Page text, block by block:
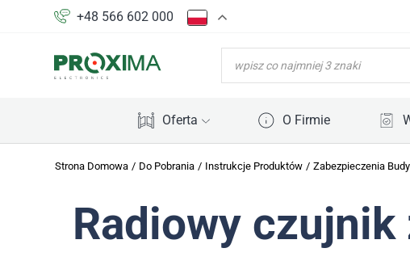
+48 566 602 000
WYSZUKIWARKA
PRODUKTÓW
Oferta O Firmie
Strona Domowa / Do Pobrania / Instrukcje Produktów / Zabezpieczenia
Radiowy czujnik